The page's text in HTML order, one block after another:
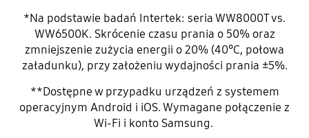
*Na podstawie badań Intertek: seria WW8000T vs.
WW6500K. Skrócenie czasu prania o 50% oraz
zmniejszenie zużycia energii o 20% (40°C, połowa
załadunku), przy założeniu wydajności prania ±5%.
**Dostępne w przypadku urządzeń z systemem
operacyjnym Android i iOS. Wymagane połączenie z
Wi-Fi i konto Samsung.